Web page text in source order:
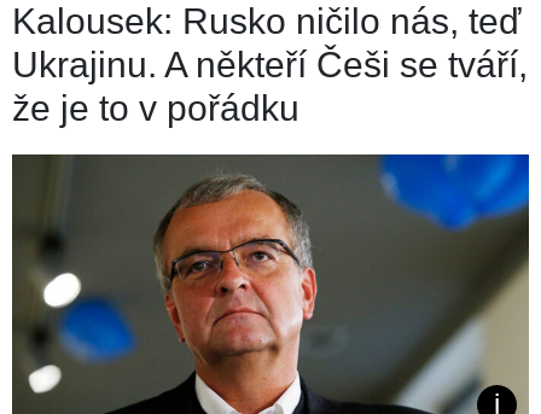
Kalousek: Rusko ničilo nás, teď
Ukrajinu. A někteří Češi se tváří,
že je to v pořádku